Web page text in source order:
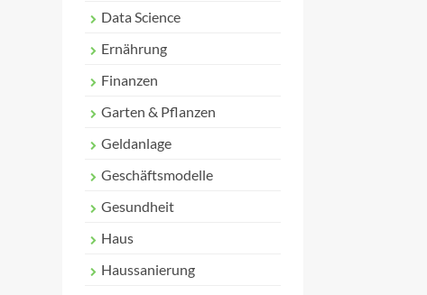
Data Science
Ernährung
Finanzen
Garten & Pflanzen
Geldanlage
Geschäftsmodelle
Gesundheit
Haus
Haussanierung